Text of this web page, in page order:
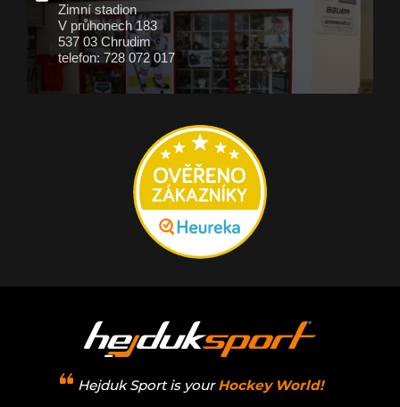
Zimní stadion
V průhonech 183
537 03 Chrudim
telefon: 728 072 017
Hejduk Sport is your Hockey World!